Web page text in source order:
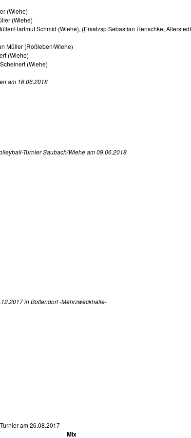
(Wiehe)
(Wiehe)
Hartmut Schmid (Wiehe), (Ersatzsp.Sebastian Henschke,
Müller (Roßleben/Wiehe)
(Wiehe)
(Wiehe)
am 16.06.2018
Turnier Saubach/Wiehe am 09.06.2018
in Bottendorf -Mehrzweckhalle-
am 26.08.2017
Mix